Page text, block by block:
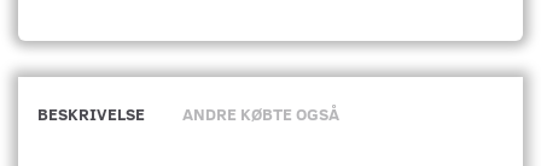
BESKRIVELSE ANDRE KØBTE OGSÅ